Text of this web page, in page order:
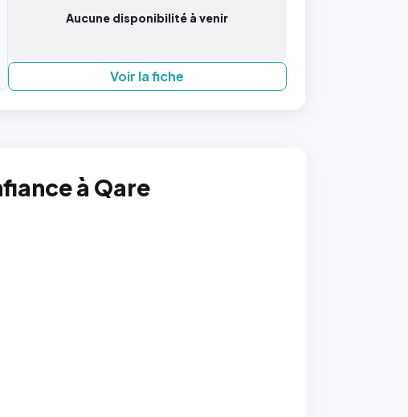
Aucune disponibilité à venir
Voir la fiche
à Qare